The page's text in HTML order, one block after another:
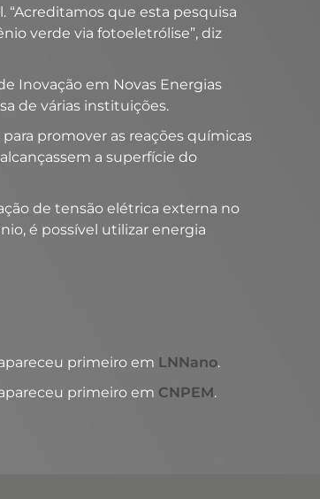
que esta pesquisa
verde via fotoeletrólise”, diz
Inovação em Novas Energias
de várias instituições.
promover as reações químicas
a superfície do
de tensão elétrica externa no
é possível utilizar energia
primeiro em LNNano.
primeiro em CNPEM.